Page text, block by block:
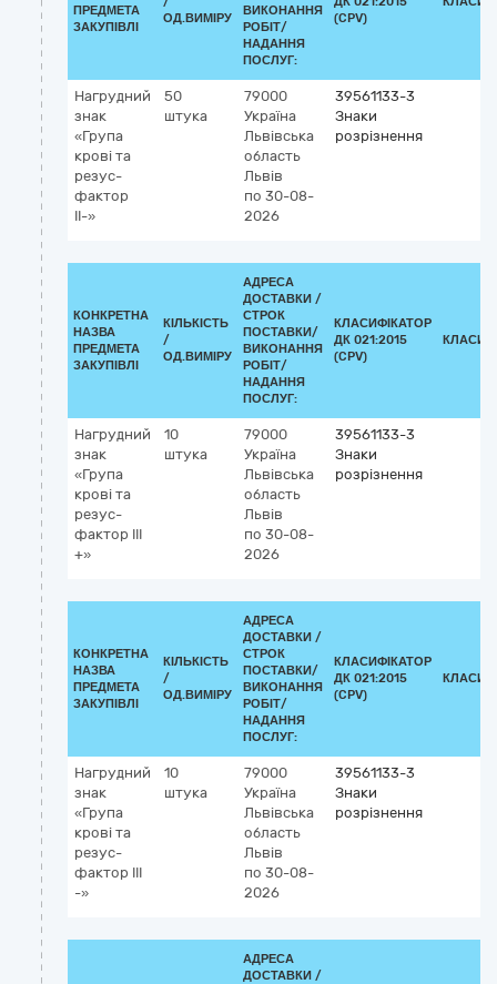
ПРЕДМЕТА
ЗАКУПІВЛІ
ОД.ВИМІРУ
ВИКОНАННЯ
РОБІТ/
НАДАННЯ
ПОСЛУГ:
(CPV)
Нагрудний
знак
«Група
крові та
резус-
фактор
ІІ-»
50
штука
79000
Україна
Львівська
область
Львів
по 30-08-
2026
39561133-3
Знаки
розрізнення
КОНКРЕТНА
НАЗВА
ПРЕДМЕТА
ЗАКУПІВЛІ
КІЛЬКІСТЬ
/
ОД.ВИМІРУ
АДРЕСА
ДОСТАВКИ /
СТРОК
ПОСТАВКИ/
ВИКОНАННЯ
РОБІТ/
НАДАННЯ
ПОСЛУГ:
КЛАСИФІКАТОР
ДК 021:2015
(CPV)
Нагрудний
знак
«Група
крові та
резус-
фактор ІІІ
+»
10
штука
79000
Україна
Львівська
область
Львів
по 30-08-
2026
39561133-3
Знаки
розрізнення
КОНКРЕТНА
НАЗВА
ПРЕДМЕТА
ЗАКУПІВЛІ
КІЛЬКІСТЬ
/
ОД.ВИМІРУ
АДРЕСА
ДОСТАВКИ /
СТРОК
ПОСТАВКИ/
ВИКОНАННЯ
РОБІТ/
НАДАННЯ
ПОСЛУГ:
КЛАСИФІКАТОР
ДК 021:2015
(CPV)
Нагрудний
знак
«Група
крові та
резус-
фактор ІІІ
-»
10
штука
79000
Україна
Львівська
область
Львів
по 30-08-
2026
39561133-3
Знаки
розрізнення
АДРЕСА
ДОСТАВКИ /